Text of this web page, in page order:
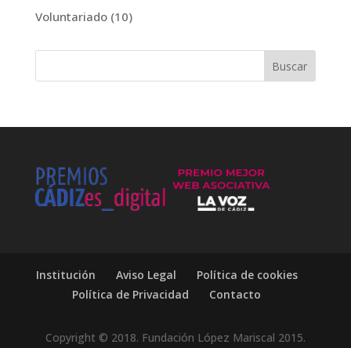
Voluntariado(10)
Institución Aviso Legal
Política de cookies
Política de Privacidad
Contacto
Copyright © 2018. Fundación López Mariscal 2015.